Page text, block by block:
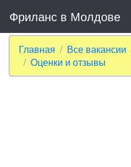
Фриланс в Молдове
Главная Все вакансии
Оценки и отзывы